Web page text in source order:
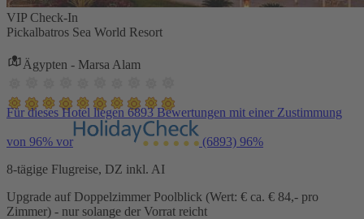
VIP Check-In
Pickalbatros Sea World Resort
Ägypten - Marsa Alam
Für dieses Hotel liegen 6893 Bewertungen mit einer Zustimmung
von 96% vor (6893) 96%
8-tägige Flugreise, DZ inkl. AI
Upgrade auf Doppelzimmer Poolblick (Wert: € ca. € 84,- pro
Zimmer) - nur solange der Vorrat reicht